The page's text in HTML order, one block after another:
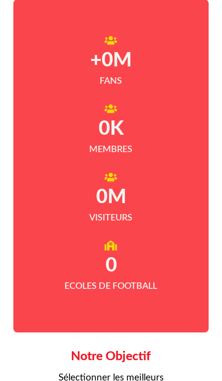
FANS
+0 M
MEMBRES
0K
VISITEURS
0M
ECOLES DE FOOTBALL
0
Notre Objectif
Sélectionner les meilleurs